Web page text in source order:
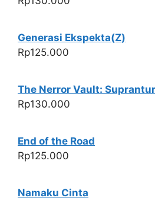
Generasi Ekspekta(Z)
Rp125.000
The Nerror Vault:
Rp130.000
End of the Road
Rp125.000
Namaku Cinta